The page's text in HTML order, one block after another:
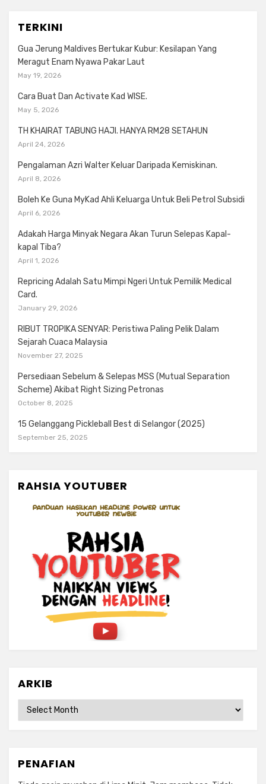
TERKINI
Gua Jerung Maldives Bertukar Kubur: Kesilapan Yang
Meragut Enam Nyawa Pakar Laut
May 19, 2026
Cara Buat Dan Activate Kad WISE.
May 5, 2026
TH KHAIRAT TABUNG HAJI. HANYA RM28 SETAHUN
April 24, 2026
Pengalaman Azri Walter Keluar Daripada Kemiskinan.
April 8, 2026
Boleh Ke Guna MyKad Ahli Keluarga Untuk Beli Petrol Subsidi
April 6, 2026
Adakah Harga Minyak Negara Akan Turun Selepas Kapal-
kapal Tiba?
April 1, 2026
Repricing Adalah Satu Mimpi Ngeri Untuk Pemilik Medical
Card.
January 29, 2026
RIBUT TROPIKA SENYAR: Peristiwa Paling Pelik Dalam
Sejarah Cuaca Malaysia
November 27, 2025
Persediaan Sebelum & Selepas MSS (Mutual Separation
Scheme) Akibat Right Sizing Petronas
October 8, 2025
15 Gelanggang Pickleball Best di Selangor (2025)
September 25, 2025
RAHSIA YOUTUBER
ARKIB
ARKIB
PENAFIAN